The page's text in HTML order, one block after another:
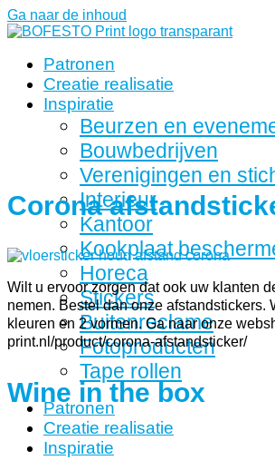
Ga naar de inhoud
Patronen
Creatie realisatie
Inspiratie
Beurzen en
Bouwbedrijven
Verenigingen en
Interieur
Kantoor
Kookplaat
Horeca
Stickers
Buitenreclame
Fotoproducten
Tape rollen
Patronen
Creatie realisatie
Inspiratie
Corona
Wilt u ervoor zorgen dat ook uw klanten
nemen. Bestel dan onze afstandstickers.
kleuren en 2 vormen. Ga naar onze
print.nl/product/corona-afstandsticker/
Wine in the box